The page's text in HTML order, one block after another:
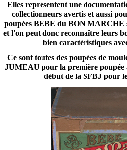
Elles représentent une
collectionneurs avertis et aussi
poupées BEBE du BON MARCHE
et l'on peut donc reconnaître leurs
bien caractéristiques
Ce sont toutes des poupées de
JUMEAU pour la première poupée
début de la SFBJ pour